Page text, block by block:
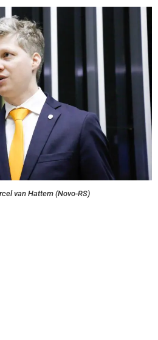
van Hattem (Novo-RS)